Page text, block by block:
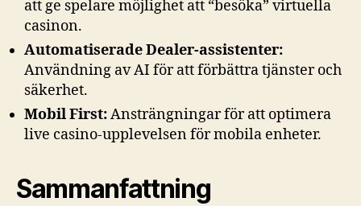
att ge spelare möjlighet att “besöka” virtuella
casinon.
Automatiserade Dealer-assistenter:
Användning av AI för att förbättra tjänster och
säkerhet.
Mobil First:Ansträngningar för att optimera
live casino-upplevelsen för mobila enheter.
Sammanfattning